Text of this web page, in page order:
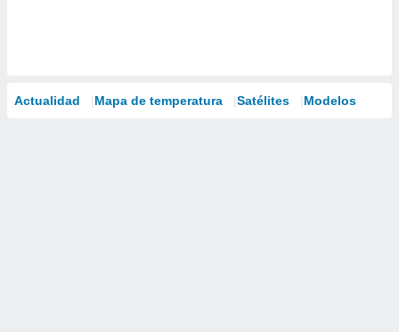
Actualidad Mapa de temperatura Satélites Modelos